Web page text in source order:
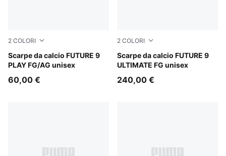
2 COLORI
Scarpe da calcio FUTURE 9
PLAY FG/AG unisex
PUMA Black-Intense Mint-PUMA White
60,00 €
2 COLORI
Scarpe da calcio FUTURE 9
ULTIMATE FG unisex
Sugared Almond-PUMA
240,00 €